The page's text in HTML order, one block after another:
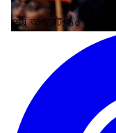
শেষ আপডেট: ১০ জুন